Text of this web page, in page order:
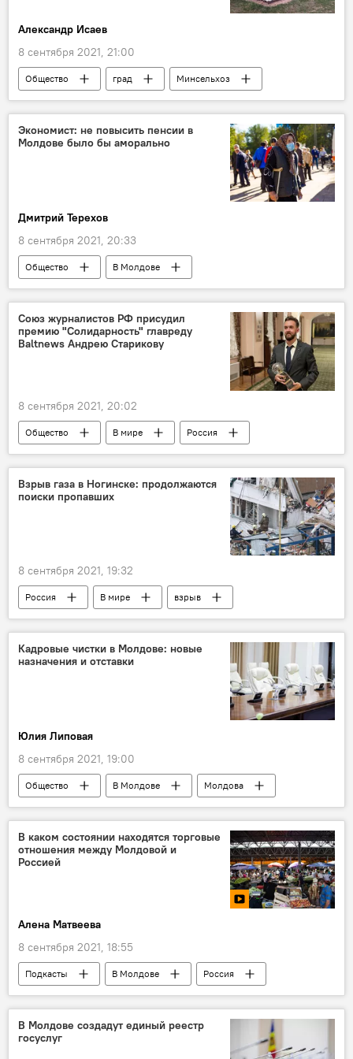
Александр Исаев
8 сентября 2021, 21:00
Общество град
Минсельхоз
противоградовая система
В Молдове
Экономист: не повысить пенсии в
Молдове было бы аморально
Дмитрий Терехов
8 сентября 2021, 20:33
Общество
В Молдове
правительство
индексация
пенсионеры
Павел Филип
Михаил Пойсик
Ион Кику
Союз журналистов РФ присудил
премию "Солидарность" главреду
Baltnews Андрею Старикову
8 сентября 2021, 20:02
Общество В мире
Россия
премия
Взрыв газа в Ногинске: продолжаются
поиски пропавших
8 сентября 2021, 19:32
Россия В мире
взрыв
Подмосковье
Кадровые чистки в Молдове: новые
назначения и отставки
Юлия Липовая
8 сентября 2021, 19:00
Общество В Молдове
Молдова
правительство Молдовы
В каком состоянии находятся торговые
отношения между Молдовой и
Россией
Алена Матвеева
8 сентября 2021, 18:55
Подкасты В Молдове
Россия
Торгово-промышленная палата
Сергей Харя
В Молдове создадут единый реестр
госуслуг